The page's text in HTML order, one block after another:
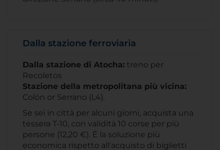
Dalla stazione ferroviaria
Dalla stazione di Atocha: treno per
Recoletos
Stazione della metropolitana più vicina:
Colón or Serrano (L4).
Se sei in città per alcuni giorni, acquista una
tessera T-10, con validità 10 corse per più
persone (12,20 €). È la soluzione più
economica rispetto all'acquisto di biglietti